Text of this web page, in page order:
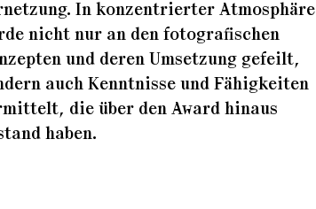
In konzentrierter Atmosphäre
nicht nur an den fotografischen
und deren Umsetzung gefeilt,
auch Kenntnisse und Fähigkeiten
die über den Award hinaus
haben.